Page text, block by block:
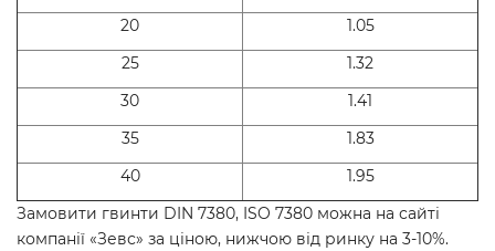
20
1.05
25
1.32
30
1.41
35
1.83
40
1.95
Замовити гвинти DIN 7380, ISO 7380 можна на сайті
компанії «Зевс» за ціною, нижчою від ринку на 3-10%.